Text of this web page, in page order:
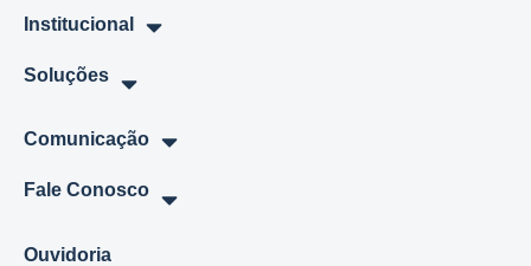
Institucional
Soluções
Comunicação
Fale Conosco
Ouvidoria